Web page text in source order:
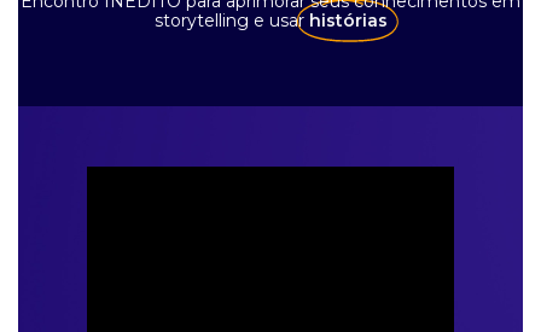
storytelling e usar histórias